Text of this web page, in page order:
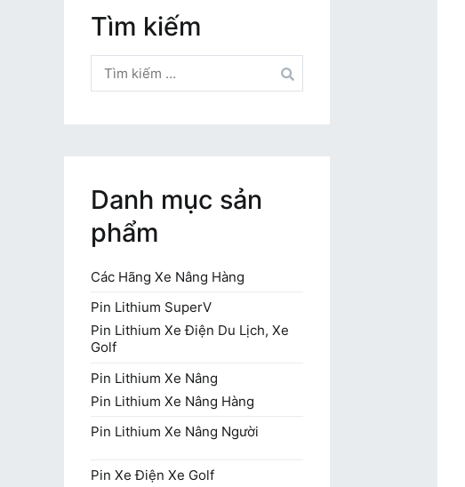
Tìm kiếm
kiếm
cho:
Danh mục sản
phẩm
Các Hãng Xe Nâng Hàng
Pin Lithium SuperV
Pin Lithium Xe Điện Du Lịch, Xe
Golf
Pin Lithium Xe Nâng
Pin Lithium Xe Nâng Hàng
Pin Lithium Xe Nâng Người
Pin Xe Điện Xe Golf